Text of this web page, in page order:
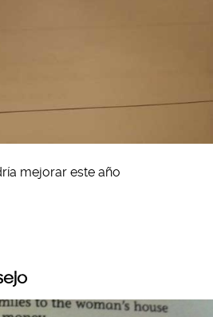
mejorar este año